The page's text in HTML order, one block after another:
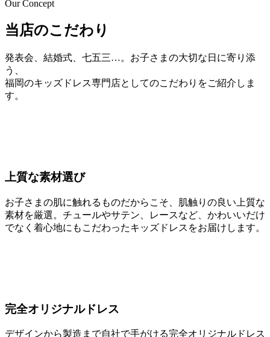
Our Concept
当店のこだわり
発表会、結婚式、七五三…。お子さまの大切な日に寄り添
う、
福岡のキッズドレス専門店としてのこだわりをご紹介しま
す。
上質な素材選び
お子さまの肌に触れるものだからこそ、肌触りの良い上質な
素材を厳選。チュールやサテン、レースなど、かわいいだけ
でなく着心地にもこだわったキッズドレスをお届けします。
完全オリジナルドレス
デザインから製造まで自社で手がける完全オリジナルドレス